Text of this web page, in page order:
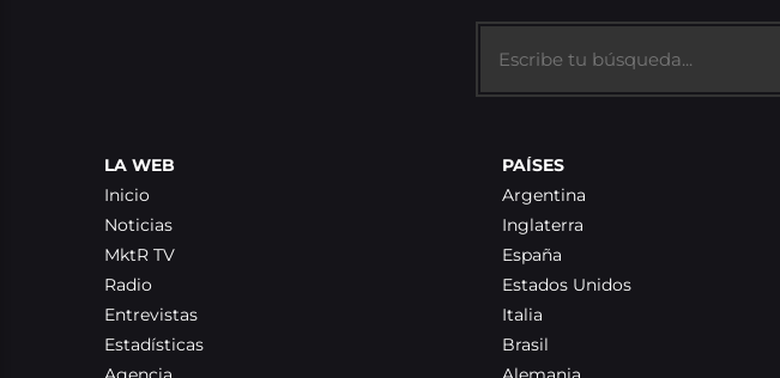
LA WEB
Inicio
Noticias
MktR TV
Radio
Entrevistas
Estadísticas
PAÍSES
Argentina
Inglaterra
España
Estados Unidos
Italia
Brasil